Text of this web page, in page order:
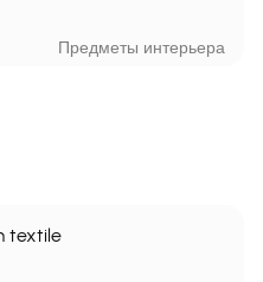
Предметы интерьера